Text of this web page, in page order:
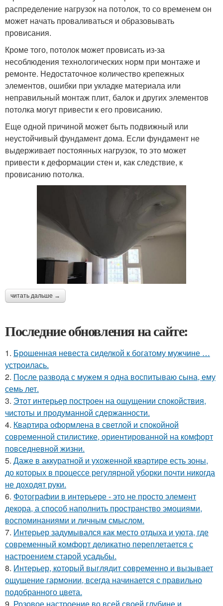
распределение нагрузок на потолок, то со временем он
может начать проваливаться и образовывать
провисания.
Кроме того, потолок может провисать из-за
несоблюдения технологических норм при монтаже и
ремонте. Недостаточное количество крепежных
элементов, ошибки при укладке материала или
неправильный монтаж плит, балок и других элементов
потолка могут привести к его провисанию.
Еще одной причиной может быть подвижный или
неустойчивый фундамент дома. Если фундамент не
выдерживает постоянных нагрузок, то это может
привести к деформации стен и, как следствие, к
провисанию потолка.
читать дальше →
Последние обновления на сайте:
1. Брошенная невеста сиделкой к богатому мужчине …
устроилась.
2. После развода с мужем я одна воспитываю сына, ему
семь лет.
3. Этот интерьер построен на ощущении спокойствия,
чистоты и продуманной сдержанности.
4. Квартира оформлена в светлой и спокойной
современной стилистике, ориентированной на комфорт
повседневной жизни.
5. Даже в аккуратной и ухоженной квартире есть зоны,
до которых в процессе регулярной уборки почти никогда
не доходят руки.
6. Фотографии в интерьере - это не просто элемент
декора, а способ наполнить пространство эмоциями,
воспоминаниями и личным смыслом.
7. Интерьер задумывался как место отдыха и уюта, где
современный комфорт деликатно переплетается с
настроением старой усадьбы.
8. Интерьер, который выглядит современно и вызывает
ощущение гармонии, всегда начинается с правильно
подобранного цвета.